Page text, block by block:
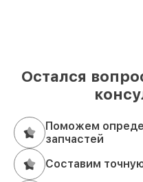
Остался
Поможем
запчастей
Составим